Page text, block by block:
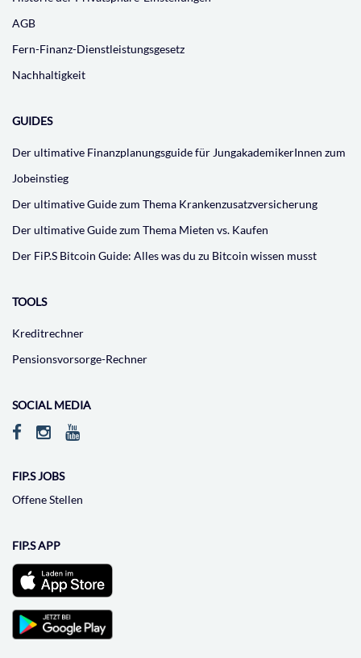
AGB
Fern-Finanz-Dienstleistungsgesetz
Nachhaltigkeit
GUIDES
Der ultimative Finanzplanungsguide für JungakademikerInnen zum
Jobeinstieg
Der ultimative Guide zum Thema Krankenzusatzversicherung
Der ultimative Guide zum Thema Mieten vs. Kaufen
Der FiP.S Bitcoin Guide: Alles was du zu Bitcoin wissen musst
TOOLS
Kreditrechner
Pensionsvorsorge-Rechner
SOCIAL MEDIA
FIP.S JOBS
Offene Stellen
FIP.S APP